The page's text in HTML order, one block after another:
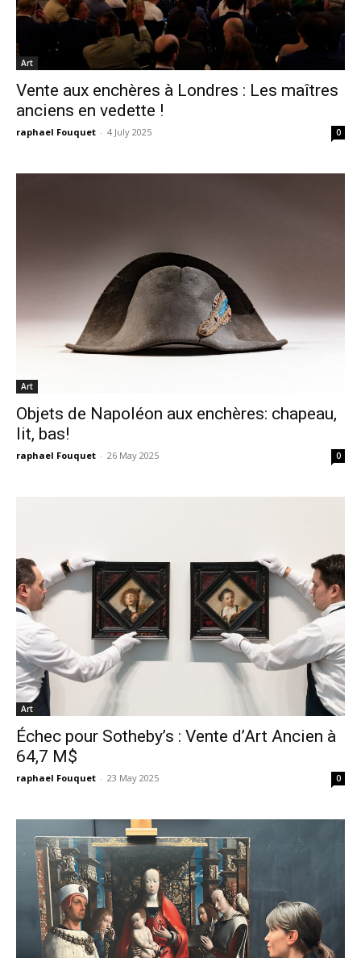
Art
Vente aux enchères à Londres : Les maîtres
anciens en vedette !
raphael Fouquet - 4 July 2025 0
Art
Objets de Napoléon aux enchères: chapeau,
lit, bas!
raphael Fouquet - 26 May 2025 0
Art
Échec pour Sotheby’s : Vente d’Art Ancien à
64,7 M$
raphael Fouquet - 23 May 2025 0